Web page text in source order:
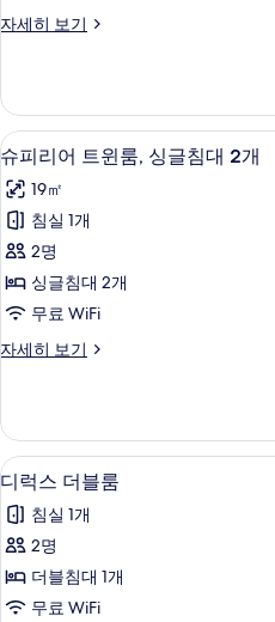
이
침
대
1
개
사
진
모
두
보
자세히 보기
슈
룸,
퀸
사
이
즈
침
대
개
자
세
히
슈
피
리
어
트
윈
싱
침
대
2
개
사
진
모
9
슈피리어 트윈룸, 싱글침대 2개
19㎡
침실 1개
2명
싱글침대 2개
무료 WiFi
자세히 보기
슈
트
윈
룸,
싱
글
침
2
개
디
럭
스
더
블
10
디럭스 더블룸
침실 1개
2명
더블침대 1개
무료 WiFi